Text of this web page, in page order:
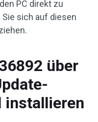
PC direkt zu
Sie sich auf diesen
über
installieren